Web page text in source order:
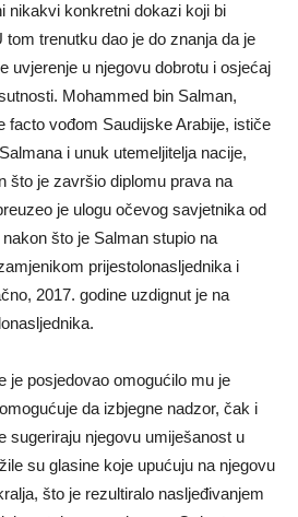
nikakvi konkretni dokazi koji bi
tom trenutku dao je do znanja da je
uvjerenje u njegovu dobrotu i osjećaj
Mohammed bin Salman,
facto vođom Saudijske Arabije, ističe
i unuk utemeljitelja nacije,
što je završio diplomu prava na
je ulogu očevog savjetnika od
što je Salman stupio na
prijestolonasljednika i
2017. godine uzdignut je na
je posjedovao omogućilo mu je
da izbjegne nadzor, čak i
sugeriraju njegovu umiješanost u
su glasine koje upućuju na njegovu
što je rezultiralo nasljeđivanjem